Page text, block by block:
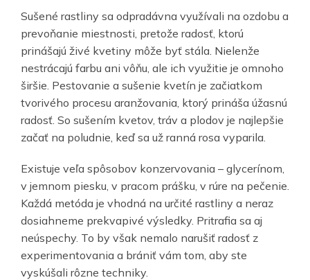
Sušené rastliny sa odpradávna využívali na ozdobu a
prevoňanie miestnosti, pretože radosť, ktorú
prinášajú živé kvetiny môže byť stála. Nielenže
nestrácajú farbu ani vôňu, ale ich využitie je omnoho
širšie. Pestovanie a sušenie kvetín je začiatkom
tvorivého procesu aranžovania, ktorý prináša úžasnú
radosť. So sušením kvetov, tráv a plodov je najlepšie
začať na poludnie, keď sa už ranná rosa vyparila.
Existuje veľa spôsobov konzervovania – glycerínom,
v jemnom piesku, v pracom prášku, v rúre na pečenie.
Každá metóda je vhodná na určité rastliny a neraz
dosiahneme prekvapivé výsledky. Pritrafia sa aj
neúspechy. To by však nemalo narušiť radosť z
experimentovania a brániť vám tom, aby ste
vyskúšali rôzne techniky.